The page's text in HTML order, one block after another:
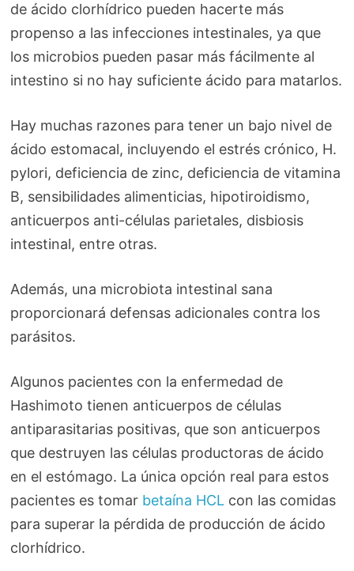
de ácido clorhídrico pueden hacerte más
propenso a las infecciones intestinales, ya que
los microbios pueden pasar más fácilmente al
intestino si no hay suficiente ácido para matarlos.
Hay muchas razones para tener un bajo nivel de
ácido estomacal, incluyendo el estrés crónico, H.
pylori, deficiencia de zinc, deficiencia de vitamina
B, sensibilidades alimenticias, hipotiroidismo,
anticuerpos anti-células parietales, disbiosis
intestinal, entre otras.
Además, una microbiota intestinal sana
proporcionará defensas adicionales contra los
parásitos.
Algunos pacientes con la enfermedad de
Hashimoto tienen anticuerpos de células
antiparasitarias positivas, que son anticuerpos
que destruyen las células productoras de ácido
en el estómago. La única opción real para estos
pacientes es tomar betaína HCL con las comidas
para superar la pérdida de producción de ácido
clorhídrico.